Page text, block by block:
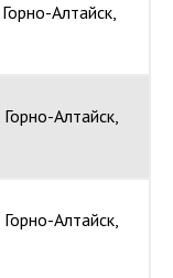
Алтайск,
Алтайск,
Алтайск,